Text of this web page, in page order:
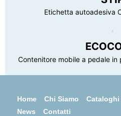
Etichetta autoadesiva
Contenitore mobile a pedale in
Home Chi Siamo Cataloghi
News
Contatti